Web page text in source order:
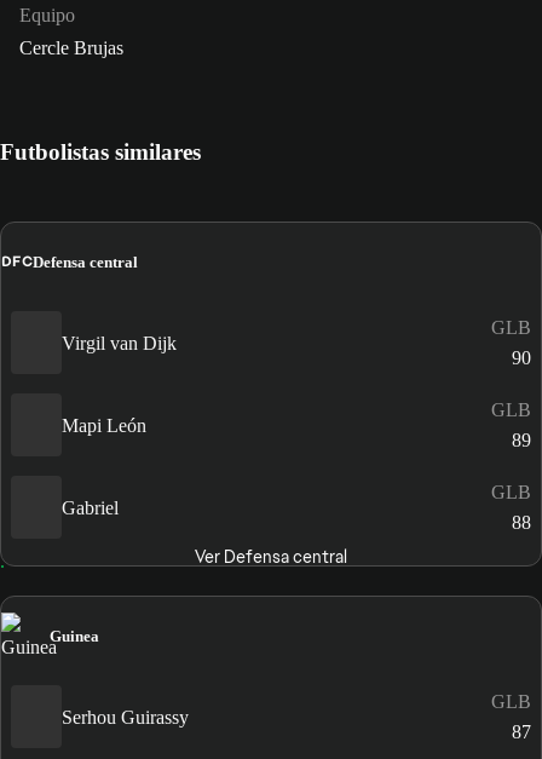
Equipo
Cercle Brujas
Futbolistas similares
DFCDefensa central
Virgil van Dijk
GLB
90
Mapi León
GLB
89
Gabriel
GLB
88
Ver Defensa central
Guinea
Serhou Guirassy
GLB
87